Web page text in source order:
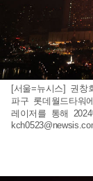
[서울=뉴시스] 권
파구 롯데월드타워
레이저를 통해